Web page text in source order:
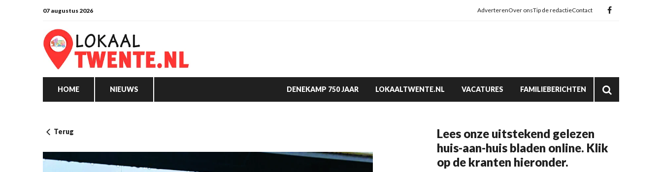
07 augustus 2026 AdverterenOver onsTip de redactieContact
HOME NIEUWS DENEKAMP 750 JAAR LOKAALTWENTE.NL VACATURES FAMILIEBERICHTEN
Terug
Lees onze uitstekend gelezen
huis-aan-huis bladen online. Klik
op de kranten hieronder.